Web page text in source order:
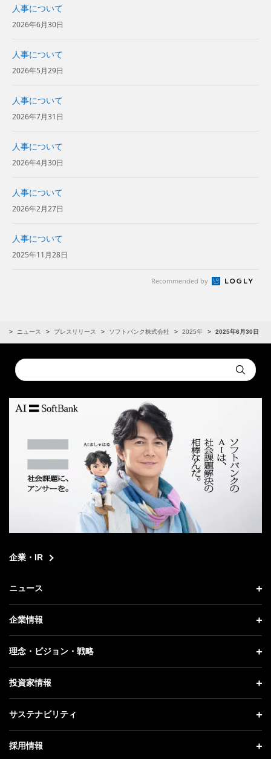
人事について
2026年6月30日
人事について
2026年5月29日
人事について
2026年7月31日
人事について
2026年4月30日
人事について
2026年2月27日
人事について
2025年11月28日
Recommended by
ニュース プレスリリース ソフトバンク株式会社 2025年 2025年6月30日
Conduct
a
Submit
企業・IR
ニュース
ニュース トップ
プレスリリース
更新情報
記者説明会
企業情報
企業情報 トップ
社長メッセージ
事業紹介
ガバナンス
理念・ビジョン・戦略
理念・ビジョン・戦略 トップ
成長戦略「Activate AI for Society」
人材戦略
投資家情報
投資家情報 トップ
経営方針
サステナビリティ
サステナビリティ トップ
採用情報